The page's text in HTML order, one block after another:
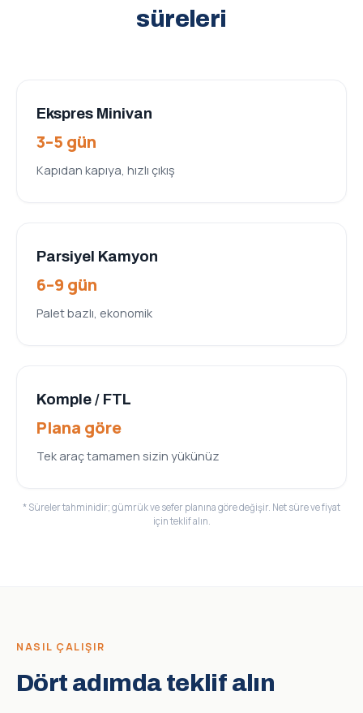
süreleri
Ekspres Minivan
3–5 gün
Kapıdan kapıya, hızlı çıkış
Parsiyel Kamyon
6–9 gün
Palet bazlı, ekonomik
Komple / FTL
Plana göre
Tek araç tamamen sizin yükünüz
* Süreler tahminidir; gümrük ve sefer planına göre değişir. Net süre ve fiyat
için teklif alın.
NASIL ÇALIŞIR
Dört adımda teklif alın